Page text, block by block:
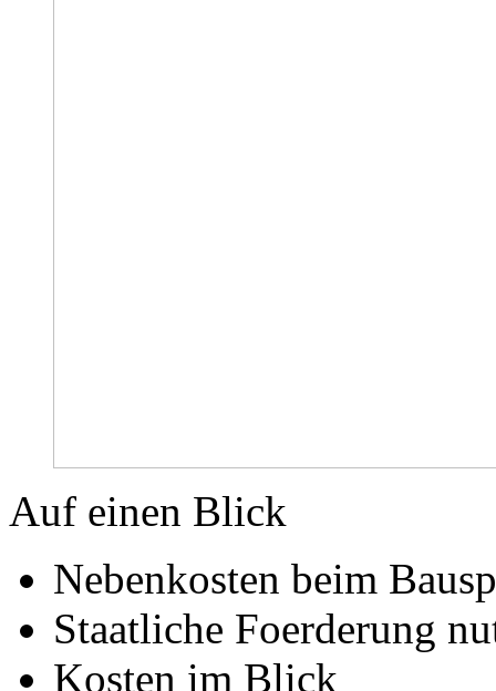
Auf einen Blick
Nebenkosten beim
Staatliche Foerderung
Kosten im Blick